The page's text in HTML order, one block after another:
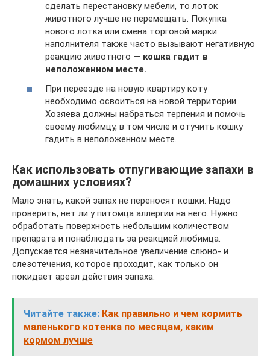
сделать перестановку мебели, то лоток
животного лучше не перемещать. Покупка
нового лотка или смена торговой марки
наполнителя также часто вызывают негативную
реакцию животного — кошка гадит в
неположенном месте.
При переезде на новую квартиру коту
необходимо освоиться на новой территории.
Хозяева должны набраться терпения и помочь
своему любимцу, в том числе и отучить кошку
гадить в неположенном месте.
Как использовать отпугивающие запахи в
домашних условиях?
Мало знать, какой запах не переносят кошки. Надо
проверить, нет ли у питомца аллергии на него. Нужно
обработать поверхность небольшим количеством
препарата и понаблюдать за реакцией любимца.
Допускается незначительное увеличение слюно- и
слезотечения, которое проходит, как только он
покидает ареал действия запаха.
Читайте также: Как правильно и чем кормить
маленького котенка по месяцам, каким
кормом лучше